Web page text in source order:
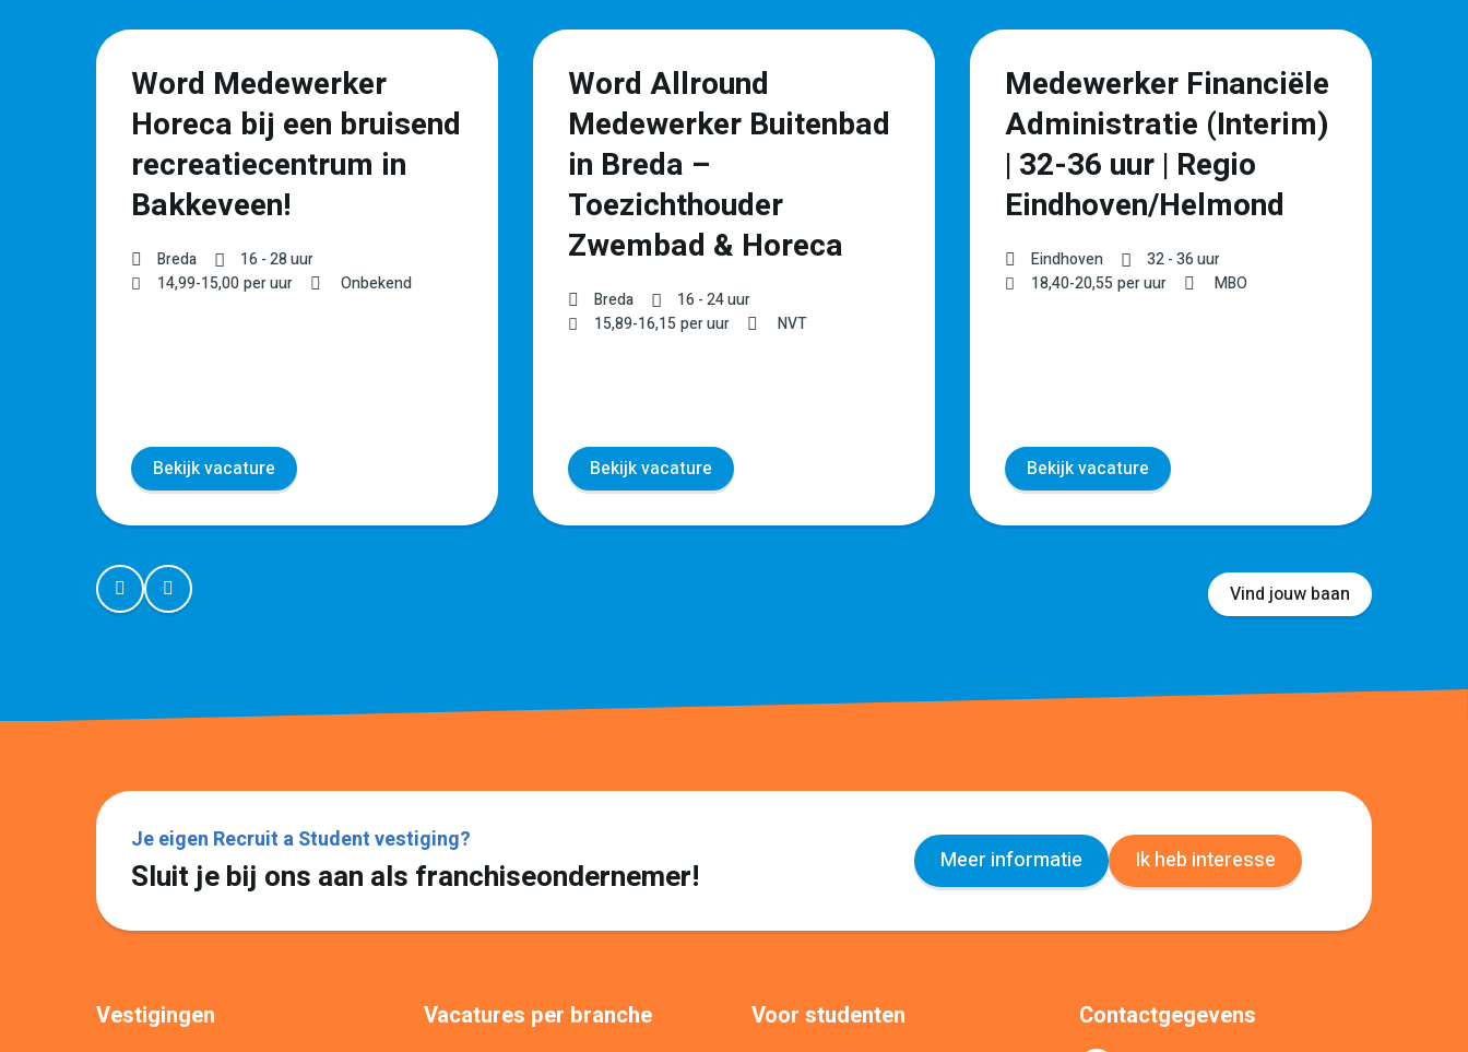
Word Medewerker
Horeca bij een bruisend
recreatiecentrum in
Bakkeveen!
Breda
16 - 28 uur
14,99-15,00per uur Onbekend
Bekijk vacature
Word Allround
Medewerker Buitenbad
in Breda –
Toezichthouder
Zwembad & Horeca
Breda
16 - 24 uur
15,89-16,15per uur NVT
Bekijk vacature
Medewerker Financiële
Administratie (Interim)
| 32-36 uur | Regio
Eindhoven/Helmond
Eindhoven
32 - 36 uur
18,40-20,55per uur MBO
Bekijk vacature
Vind jouw baan
Je eigen Recruit a Student vestiging?
Sluit je bij ons aan als franchiseondernemer! Meer informatie Ik heb interesse
Vestigingen Vacatures per branche Voor studenten Contactgegevens